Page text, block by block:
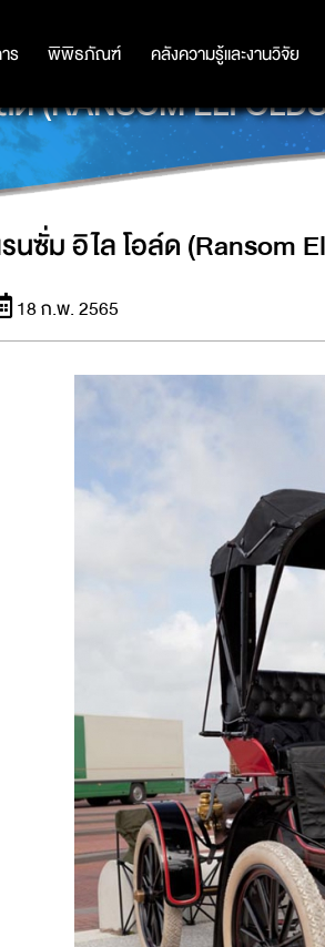
ร พิพิธภัณฑ์ คลังความรู้และงานวิจัย
ร พิพิธภัณฑ์ คลังความรู้และงานวิจัย
ด (RANSOM ELI
นซั่ม อิไล โอล์ด (Ransom
18 ก.พ. 2565